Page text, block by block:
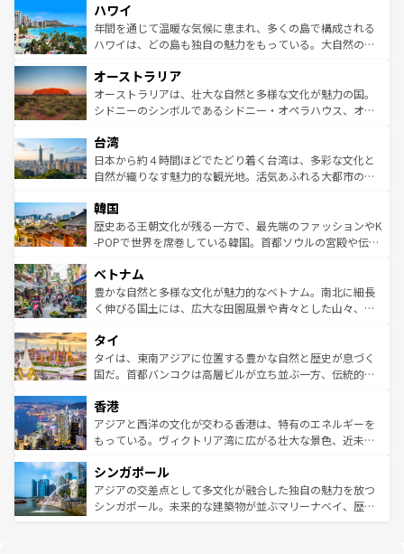
ば市内交通費無料で観光を楽しむこともできる。 なお、新
着のスイス情報はコンテンツ一覧 を参照してほしい。
のような巨大都市は、観光、ショッピング、エンターテイ
ンメントが詰まった刺激的なスポットだ。一方、アメリカ
西部には大自然が広がり、グランドキャニオンやイエロー
部のニューオーリンズでは、音楽と美食が融合した独特の
文化が魅力。旅行者はアメリカの各地域で異なる魅力を楽
しみながら、その多様性と豊かな歴史を感じることができ
ならではの贅沢な旅のスタイルだ。 なお、新着のアメリカ
情報はコンテンツ一覧を参照してほしい。
ハワイ
年間を通じて温暖な気候に恵まれ、多くの島で構成される
ハワイは、どの島も独自の魅力をもっている。大自然の神
ワイ島は見逃せない。また、定番の観光地といえばオアフ
島だが、静かな自然を求めるならマウイ島やカウアイ島が
おすすめ。エメラルドグリーンに輝く海をはじめ、豊かな
れるおもてなしの心で訪れる人々を迎えてくれるハワイの
人々、おいしいローカルフードやハワイアンミュージッ
ク、伝統的なフラダンスなど、すべてがハワイの魅力を彩
ワイを、存分に味わってほしい。 なお、新着のハワイ情報
はコンテンツ一覧を参照してほしい。
オーストラリア
オーストラリアは、壮大な自然と多様な文化が魅力の国。
シドニーのシンボルであるシドニー・オペラハウス、オー
リアリーフや大陸中央部にそびえるウルル（エアーズロッ
ク）、タスマニアの美しい原生林やケアンズの熱帯雨林な
ど、見どころがたくさん。また、カフェやワイン、オージ
いる。アクティビティも充実しており、サーフィンやダイ
ビング、ハイキングなど、アウトドア好きにはたまらな
い。オーストラリアの多彩な魅力を存分に味わいつくそ
参照してほしい。
台湾
日本から約４時間ほどでたどり着く台湾は、多彩な文化と
自然が織りなす魅力的な観光地。活気あふれる大都市の台
ン）、静ひつな山岳地帯である台湾東部など、都市の喧騒
と山間の静けさが共存しており、訪れる人に新しい発見と
驚きをもたらしてくれる。また、奥深い台湾の食文化も魅
容にもいいと評判のスイーツなど、バラエティ豊かな料理
が味わえる。 なお、新着の台湾情報は コンテンツ一覧を参
照してほしい。
韓国
歴史ある王朝文化が残る一方で、最先端のファッションやK
-POPで世界を席巻している韓国。首都ソウルの宮殿や伝統
き、地方に足を延ばせば四季折々の自然美を楽しむことが
できる。そして、キムチや焼肉、絶品のストリートフード
まで、さまざまな韓国料理が待っている。夜には、韓国な
リティに包まれながら、韓国の多彩な魅力を心ゆくまで味
わってみてほしい。 なお、新着の韓国情報はコンテンツ一
覧を参照してほしい。
ベトナム
豊かな自然と多様な文化が魅力的なベトナム。南北に細長
く伸びる国土には、広大な田園風景や青々とした山々、世
急速な発展と共に伝統が息づく。ハノイの古い町並みやホ
ーチミン市のフランス統治時代の建物も、独特の雰囲気を
醸し出している。また、バラエティの豊かさとおいしさで
とつ。フォーやバインミー、ベトナムコーヒーなどは、ぜ
ひ現地で味わいたい。どの地域を訪れてもあたたかい人々
が旅行者を迎えてくれるので、きっと忘れられない旅にな
参照してほしい。
タイ
タイは、東南アジアに位置する豊かな自然と歴史が息づく
国だ。首都バンコクは高層ビルが立ち並ぶ一方、伝統的な
の活気が交差している。北部ではチェンマイなどの山岳地
帯で自然と触れ合い、南部ではプーケットやクラビの美し
いビーチでリゾート気分を楽しむことができる。タイ料理
激する。気候は一年中温暖で、どの季節にも異なる楽しみ
が待っている。親しみやすいタイの人々、仏教を中心とし
た文化、そして多様な観光資源が、訪れる旅人を魅了し続
香港
アジアと西洋の文化が交わる香港は、特有のエネルギーを
もっている。ヴィクトリア湾に広がる壮大な景色、近未来
み、どこを訪れても感動するはず。観光スポットが密集し
ており、効率よく見どころを回れるのも魅力。息をのむよ
うな絶景から文化的な体験まで、香港を存分に楽しみ尽く
シンガポール
アジアの交差点として多文化が融合した独自の魅力を放つ
シンガポール。未来的な建築物が並ぶマリーナベイ、歴史